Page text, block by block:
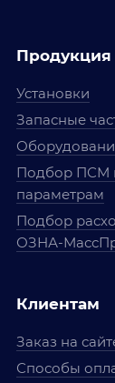
Продукция
Установки
Запасные
Подбор ПСМ
параметрам
Подбор
ОЗНА-
Клиентам
Заказ на
Способы